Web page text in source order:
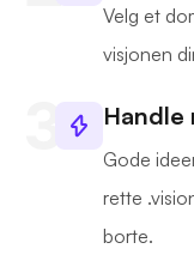
Velg et
visjonen
Handle
Gode
rette
borte.